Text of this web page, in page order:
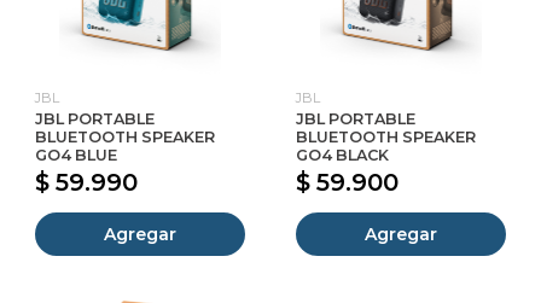
JBL
JBL PORTABLE
BLUETOOTH SPEAKER
GO4 BLUE
$ 59.990
Agregar
JBL
JBL PORTABLE
BLUETOOTH SPEAKER
GO4 BLACK
$ 59.900
Agregar